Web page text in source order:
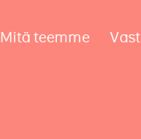
Mitä teemme